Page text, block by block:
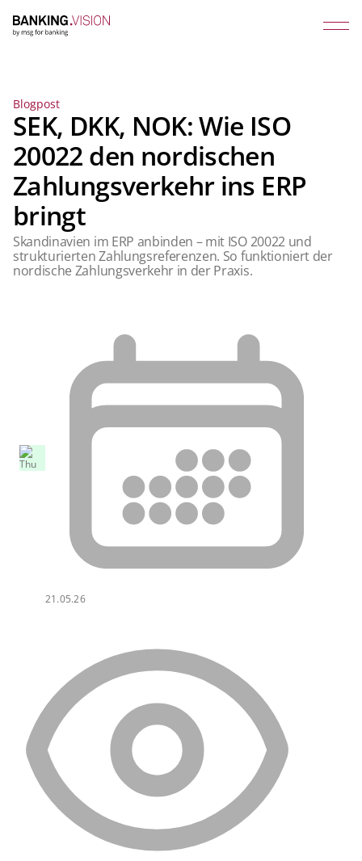
Blogpost
SEK, DKK, NOK: Wie ISO
20022 den nordischen
Zahlungsverkehr ins ERP
bringt
Skandinavien im ERP anbinden – mit ISO 20022 und
strukturierten Zahlungsreferenzen. So funktioniert der
nordische Zahlungsverkehr in der Praxis.
21.05.26